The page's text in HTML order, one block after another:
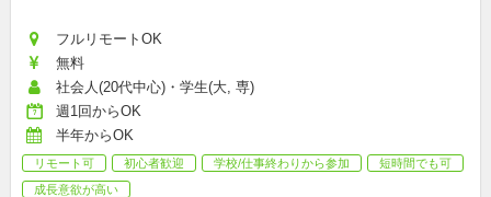
フルリモートOK
無料
社会人(20代中心)・学生(大, 専)
週1回からOK
半年からOK
リモート可 初心者歓迎 学校/仕事終わりから参加
短時間でも可
成長意欲が高い